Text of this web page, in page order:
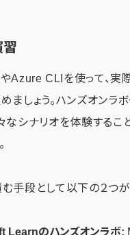
習
Azure CLIを使って、実
ましょう。ハンズオンラ
なシナリオを体験するこ
手段として以下の２つが
Learnのハンズオンラボ: